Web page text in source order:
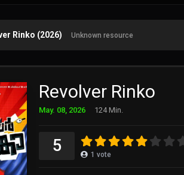
Rinko (2026) Unknown resource
Revolver Rinko
May. 08, 2026 124 Min.
5 1 vote